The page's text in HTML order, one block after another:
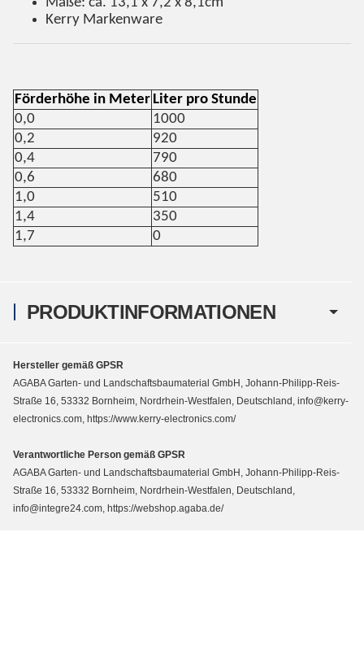
PRODUKTINFORMATIONEN
Kerry Markenware
Förderhöhe in Meter Liter pro Stunde
0,0
1000
0,2
920
0,4
790
0,6
680
1,0
510
1,4
350
1,7
0
Hersteller gemäß GPSR
AGABA Garten- und Landschaftsbaumaterial GmbH, Johann-Philipp-Reis-
Straße 16, 53332 Bornheim, Nordrhein-Westfalen, Deutschland, info@kerry-
electronics.com, https://www.kerry-electronics.com/
Verantwortliche Person gemäß GPSR
AGABA Garten- und Landschaftsbaumaterial GmbH, Johann-Philipp-Reis-
Straße 16, 53332 Bornheim, Nordrhein-Westfalen, Deutschland,
info@integre24.com, https://webshop.agaba.de/